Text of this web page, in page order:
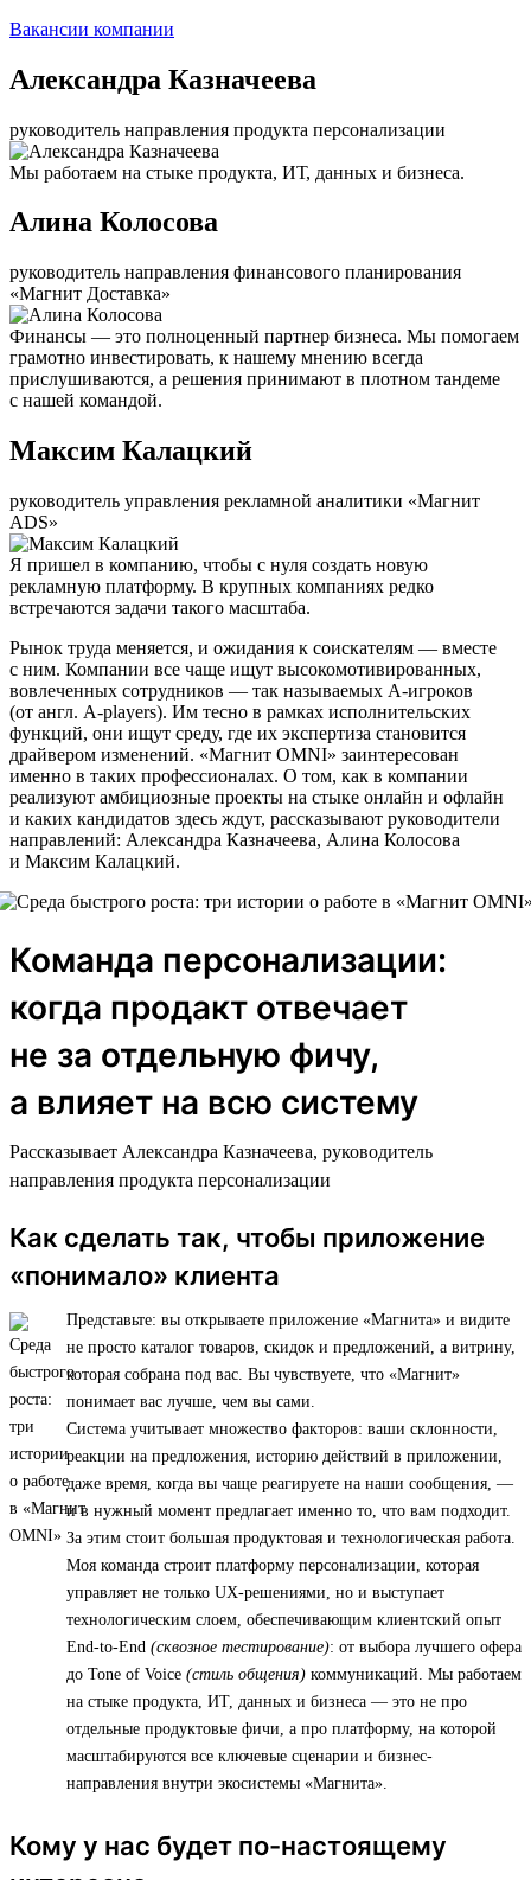
Вакансии компании
Александра Казначеева
руководитель направления продукта персонализации
Мы работаем на стыке продукта, ИТ, данных и бизнеса.
Алина Колосова
руководитель направления финансового планирования
«Магнит Доставка»
Финансы — это полноценный партнер бизнеса. Мы помогаем
грамотно инвестировать, к нашему мнению всегда
прислушиваются, а решения принимают в плотном тандеме
с нашей командой.
Максим Калацкий
руководитель управления рекламной аналитики «Магнит
ADS»
Я пришел в компанию, чтобы с нуля создать новую
рекламную платформу. В крупных компаниях редко
встречаются задачи такого масштаба.
Рынок труда меняется, и ожидания к соискателям — вместе
с ним. Компании все чаще ищут высокомотивированных,
вовлеченных сотрудников — так называемых А-игроков
(от англ. A-players). Им тесно в рамках исполнительских
функций, они ищут среду, где их экспертиза становится
драйвером изменений. «Магнит OMNI» заинтересован
именно в таких профессионалах. О том, как в компании
реализуют амбициозные проекты на стыке онлайн и офлайн
и каких кандидатов здесь ждут, рассказывают руководители
направлений: Александра Казначеева, Алина Колосова
и Максим Калацкий.
Команда персонализации:
когда продакт отвечает
не за отдельную фичу,
а влияет на всю систему
Рассказывает Александра Казначеева, руководитель
направления продукта персонализации
Как сделать так, чтобы приложение
«понимало» клиента
Представьте: вы открываете приложение «Магнита» и видите
не просто каталог товаров, скидок и предложений, а витрину,
которая собрана под вас. Вы чувствуете, что «Магнит»
понимает вас лучше, чем вы сами.
Система учитывает множество факторов: ваши склонности,
реакции на предложения, историю действий в приложении,
даже время, когда вы чаще реагируете на наши сообщения, —
и в нужный момент предлагает именно то, что вам подходит.
За этим стоит большая продуктовая и технологическая работа.
Моя команда строит платформу персонализации, которая
управляет не только UX-решениями, но и выступает
технологическим слоем, обеспечивающим клиентский опыт
End-to-End (сквозное тестирование): от выбора лучшего офера
до Tone of Voice (стиль общения) коммуникаций. Мы работаем
на стыке продукта, ИТ, данных и бизнеса — это не про
отдельные продуктовые фичи, а про платформу, на которой
масштабируются все ключевые сценарии и бизнес-
направления внутри экосистемы «Магнита».
Кому у нас будет по-настоящему